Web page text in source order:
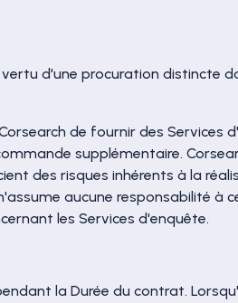
d'une procuration distincte
de fournir des Services
supplémentaire.
des risques inhérents à la
aucune responsabilité à
les Services d'enquête.
la Durée du contrat.